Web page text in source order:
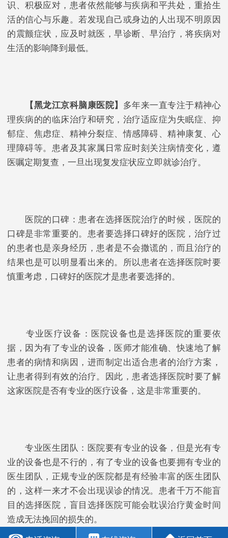
识、积极应对，患者依然能够与疾病和平共处，重拾生
活的信心与乐趣。若发现自己或身边的人出现不明原因
的震颤症状，应及时就医，早诊断、早治疗，将疾病对
生活的影响降到最低。
【黑龙江京科脑康医院】 多年来一直专注于精神心
理疾病的的临床治疗和研究，治疗适应症为失眠症、抑
郁症、焦虑症、精神分裂症、情感障碍、精神康复、心
理障碍等。患者及其家属日常应时刻关注病情变化，遵
医嘱定期复查，一旦出现复发症状应立即就诊治疗。
医院的口碑：患者在选择医院治疗的时候，医院的
口碑是非常重要的。患者要选择口碑好的医院，治疗过
的患者也是亲身经历，患者是不会撒谎的，而且治疗的
结果也是可以明显看出来的。所以患者在选择医院时要
慎重考虑，口碑好的医院才是患者要选择的。
专业医疗设备：医院设备也是选择医院的重要依
据，因为有了专业的设备，医师才能准确、快速地了解
患者的病情和病因，进而制定出适合患者的治疗方案，
让患者得到有效的治疗。因此，患者选择医院时要了解
这家医院是否有专业的医疗设备，这是非常重要的。
专业医生团队：医院要有专业的设备，但是光有专
业的设备也是不行的，有了专业的设备也要拥有专业的
医生团队，正规专业的医院都是有经验丰富的医生团队
的，这样一来才不会出现误诊的情况。患者千万不能盲
目的选择医院，盲目选择医院可能会耽误治疗黄金时间
造成无法挽回的损失的。